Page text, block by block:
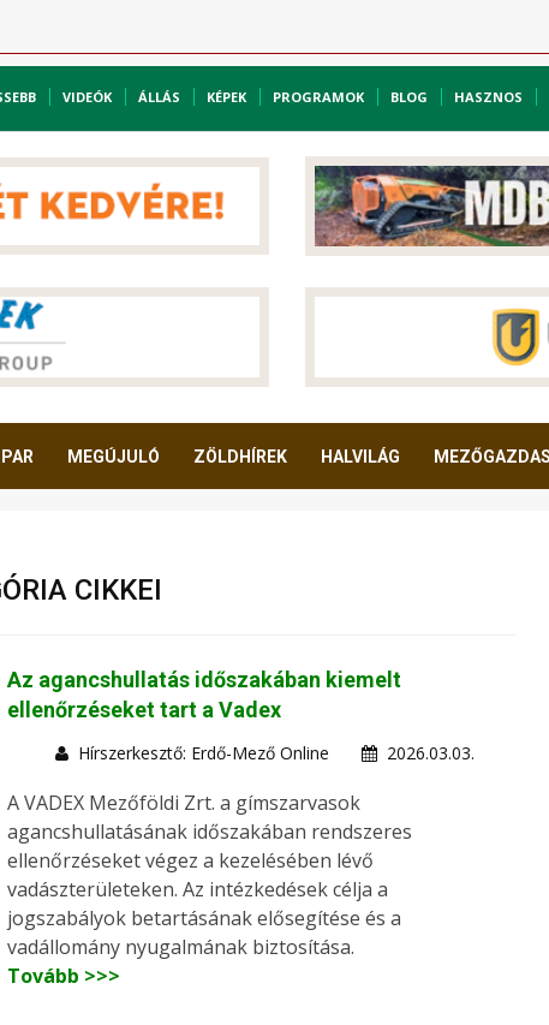
VIDEÓK ÁLLÁS KÉPEK PROGRAMOK BLOG HASZNOS
MEGÚJULÓ ZÖLDHÍREK HALVILÁG
CIKKEI
Az agancshullatás időszakában kiemelt
ellenőrzéseket tart a Vadex
Hírszerkesztő: Erdő-Mező Online 2026.03.03.
A VADEX Mezőföldi Zrt. a gímszarvasok
agancshullatásának időszakában rendszeres
ellenőrzéseket végez a kezelésében lévő
vadászterületeken. Az intézkedések célja a
jogszabályok betartásának elősegítése és a
vadállomány nyugalmának biztosítása.
Tovább >>>